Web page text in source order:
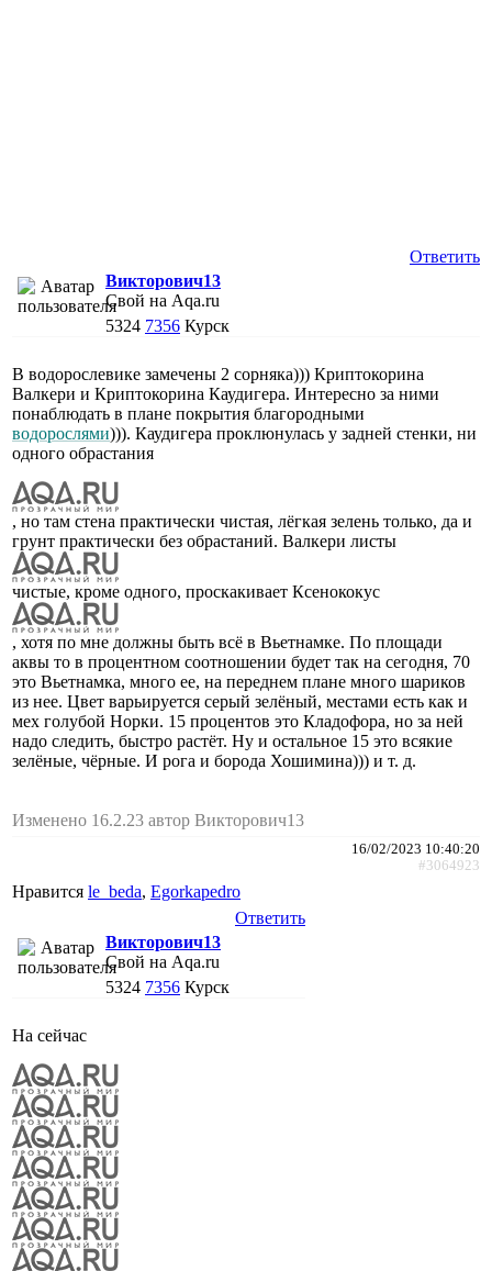
Ответить
Викторович13
Свой на Aqa.ru
5324 7356 Курск
В водорослевике замечены 2 сорняка))) Криптокорина
Валкери и Криптокорина Каудигера. Интересно за ними
понаблюдать в плане покрытия благородными
водорослями))). Каудигера проклюнулась у задней стенки, ни
одного обрастания
, но там стена практически чистая, лёгкая зелень только, да и
грунт практически без обрастаний. Валкери листы
чистые, кроме одного, проскакивает Ксенококус
, хотя по мне должны быть всё в Вьетнамке. По площади
аквы то в процентном соотношении будет так на сегодня, 70
это Вьетнамка, много ее, на переднем плане много шариков
из нее. Цвет варьируется серый зелёный, местами есть как и
мех голубой Норки. 15 процентов это Кладофора, но за ней
надо следить, быстро растёт. Ну и остальное 15 это всякие
зелёные, чёрные. И рога и борода Хошимина))) и т. д.
Изменено 16.2.23 автор Викторович13
16/02/2023 10:40:20
#3064923
Нравится le_beda, Egorkapedro
Ответить
Викторович13
Свой на Aqa.ru
5324 7356 Курск
На сейчас